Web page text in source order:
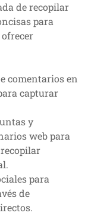
de recopilar
para
comentarios en
capturar
y
web para
para
de